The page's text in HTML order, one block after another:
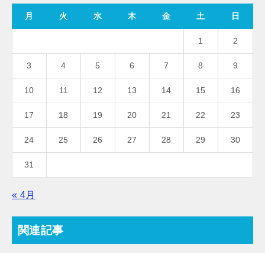
月 火 水 木 金 土 日
1 2
3 4 5 6 7 8 9
10 11 12 13 14 15 16
17 18 19 20 21 22 23
24 25 26 27 28 29 30
31
« 4月
関連記事